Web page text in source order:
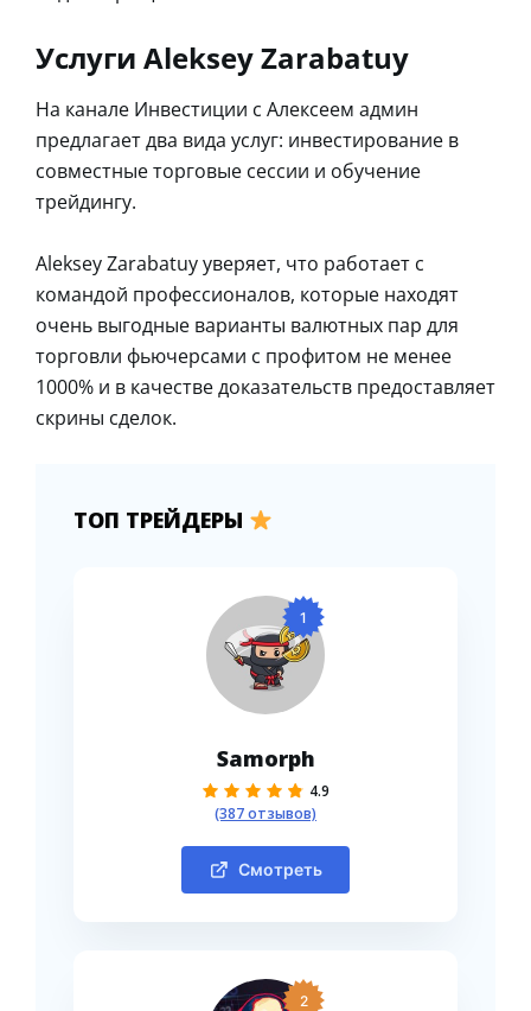
Услуги Aleksey Zarabatuy
На канале Инвестиции с Алексеем админ
предлагает два вида услуг: инвестирование в
совместные торговые сессии и обучение
трейдингу.
Aleksey Zarabatuy уверяет, что работает с
командой профессионалов, которые находят
очень выгодные варианты валютных пар для
торговли фьючерсами с профитом не менее
1000% и в качестве доказательств предоставляет
скрины сделок.
ТОП ТРЕЙДЕРЫ
1
Samorph
4.9
(387 отзывов)
Смотреть
2